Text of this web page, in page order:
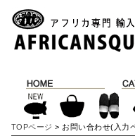
TOPページ > お問い合わせ(入力